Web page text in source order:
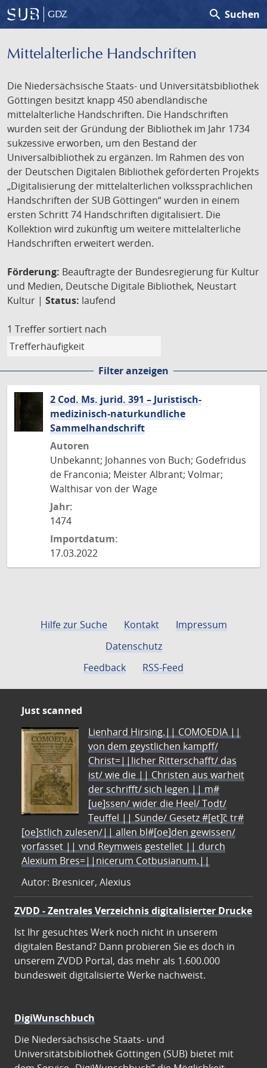
GDZ search Suchen
Mittelalterliche Handschriften
Die Niedersächsische Staats- und Universitätsbibliothek
Göttingen besitzt knapp 450 abendländische
mittelalterliche Handschriften. Die Handschriften
wurden seit der Gründung der Bibliothek im Jahr 1734
sukzessive erworben, um den Bestand der
Universalbibliothek zu ergänzen. Im Rahmen des von
der Deutschen Digitalen Bibliothek geförderten Projekts
„Digitalisierung der mittelalterlichen volkssprachlichen
Handschriften der SUB Göttingen“ wurden in einem
ersten Schritt 74 Handschriften digitalisiert. Die
Kollektion wird zukünftig um weitere mittelalterliche
Handschriften erweitert werden.
Förderung: Beauftragte der Bundesregierung für Kultur
und Medien, Deutsche Digitale Bibliothek, Neustart
Kultur | Status: laufend
1 Treffer sortiert nach
Filter anzeigen
2 Cod. Ms. jurid. 391 – Juristisch-
medizinisch-naturkundliche
Sammelhandschrift
Autoren
Unbekannt; Johannes von Buch; Godefridus
de Franconia; Meister Albrant; Volmar;
Walthisar von der Wage
Jahr:
1474
Importdatum:
17.03.2022
Hilfe zur Suche Kontakt
Impressum
Datenschutz
Feedback
RSS-Feed
Just scanned
Lienhard Hirsing.|| COMOEDIA ||
von dem geystlichen kampff/
Christ=||licher Ritterschafft/ das
ist/ wie die || Christen aus warheit
der schrifft/ sich legen || m#
[ue]ssen/ wider die Heel/ Todt/
Teuffel || Sünde/ Gesetz #[et]c̃ tr#
[oe]stlich zulesen/|| allen bl#[oe]den gewissen/
vorfasset || vnd Reymweis gestellet || durch
Alexium Bres=||nicerum Cotbusianum.||
Autor: Bresnicer, Alexius
ZVDD - Zentrales Verzeichnis digitalisierter Drucke
Ist Ihr gesuchtes Werk noch nicht in unserem
digitalen Bestand? Dann probieren Sie es doch in
unserem ZVDD Portal, das mehr als 1.600.000
bundesweit digitalisierte Werke nachweist.
DigiWunschbuch
Die Niedersächsische Staats- und
Universitätsbibliothek Göttingen (SUB) bietet mit